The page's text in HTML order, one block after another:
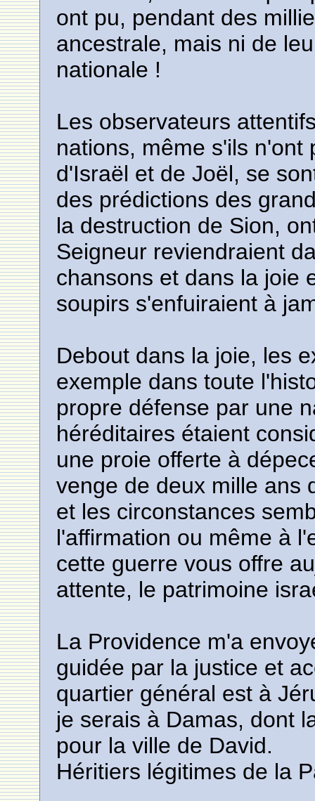
ont pu, pendant des
ancestrale, mais ni de
nationale !
Les observateurs
nations, même s'ils n'ont
d'Israël et de Joël, se
des prédictions des
la destruction de Sion,
Seigneur reviendraient
chansons et dans la joie
soupirs s'enfuiraient à
Debout dans la joie, les
exemple dans toute
propre défense par une
héréditaires étaient
une proie offerte à
venge de deux mille ans
et les circonstances
l'affirmation ou même à
cette guerre vous offre
attente, le patrimoine
La Providence m'a
guidée par la justice et
quartier général est à
je serais à Damas, dont
pour la ville de David.
Héritiers légitimes de la